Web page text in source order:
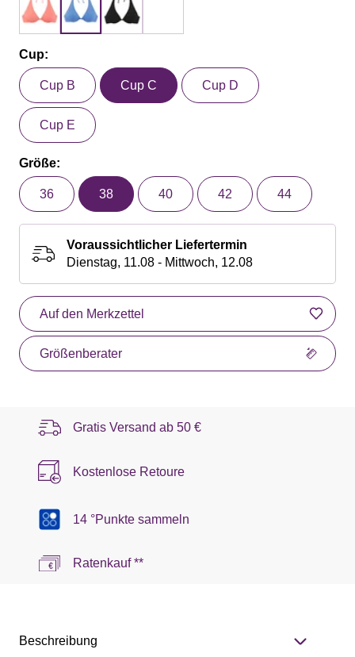
Cup:
Cup B Cup C Cup D
Cup E
Größe:
36 38 40 42 44
Voraussichtlicher Liefertermin
Dienstag, 11.08 - Mittwoch, 12.08
Auf den Merkzettel
Größenberater
Gratis Versand ab 50 €
Kostenlose Retoure
14 °Punkte sammeln
Ratenkauf **
Beschreibung